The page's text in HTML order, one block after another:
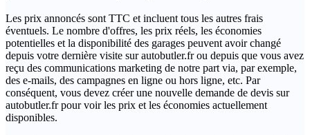
Les prix annoncés sont TTC et incluent tous les autres frais
éventuels. Le nombre d'offres, les prix réels, les économies
potentielles et la disponibilité des garages peuvent avoir changé
depuis votre dernière visite sur autobutler.fr ou depuis que vous avez
reçu des communications marketing de notre part via, par exemple,
des e-mails, des campagnes en ligne ou hors ligne, etc. Par
conséquent, vous devez créer une nouvelle demande de devis sur
autobutler.fr pour voir les prix et les économies actuellement
disponibles.